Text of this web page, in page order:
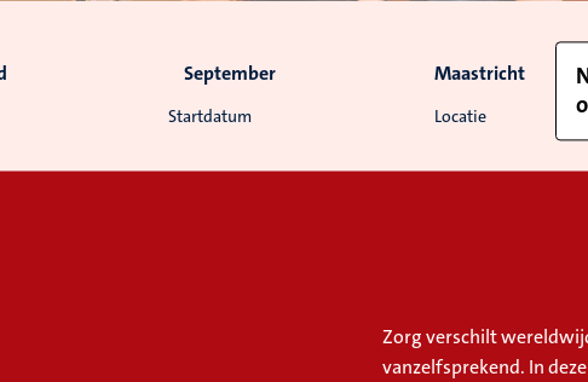
Startdatum
September
Locatie
Maastricht
Zorg verschilt
vanzelfsprekend. In